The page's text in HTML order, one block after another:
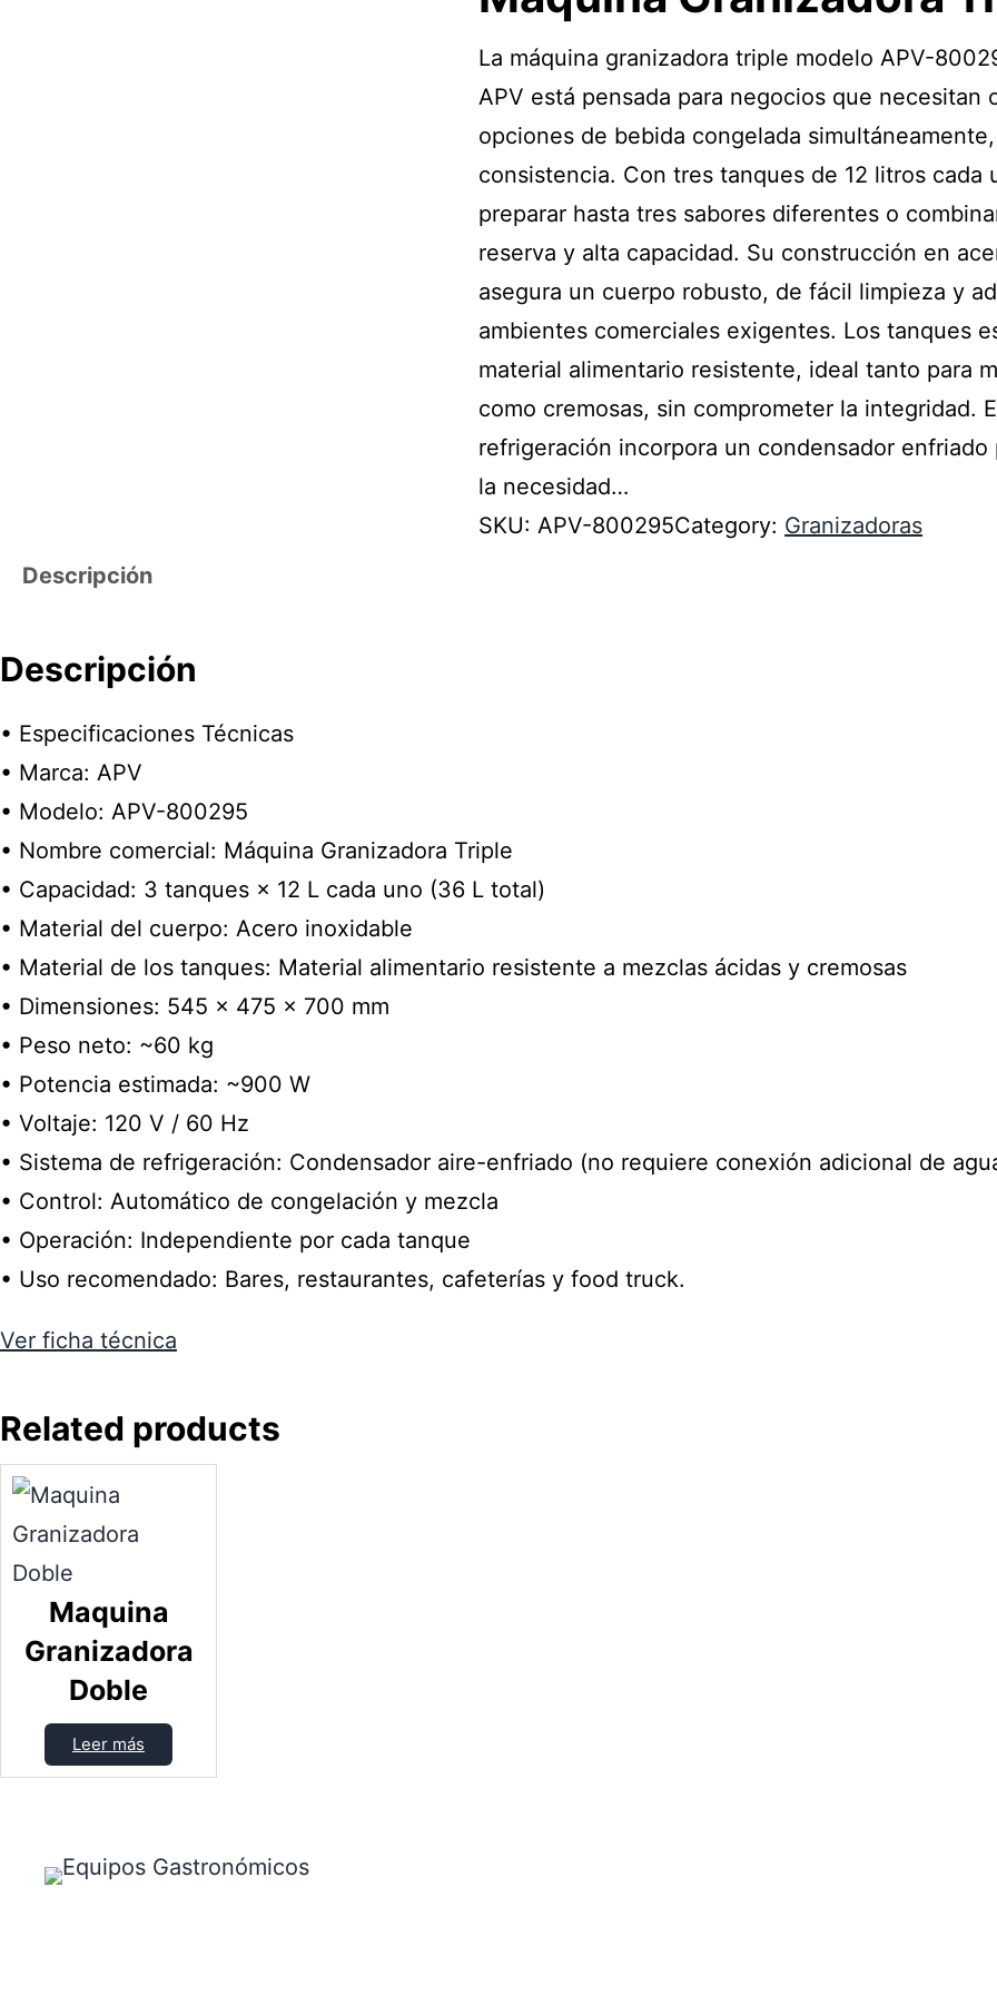
La máquina granizadora triple modelo APV-
APV está pensada para negocios que necesitan
opciones de bebida congelada
consistencia. Con tres tanques de 12 litros cada
preparar hasta tres sabores diferentes o
reserva y alta capacidad. Su construcción en
asegura un cuerpo robusto, de fácil limpieza y
ambientes comerciales exigentes. Los tanques
material alimentario resistente, ideal tanto para
como cremosas, sin comprometer la integridad.
refrigeración incorpora un condensador
la necesidad…
SKU: APV-800295Category: Granizadoras
Descripción
Descripción
• Especificaciones Técnicas
• Marca: APV
• Modelo: APV-800295
• Nombre comercial: Máquina Granizadora Triple
• Capacidad: 3 tanques × 12 L cada uno (36 L total)
• Material del cuerpo: Acero inoxidable
• Material de los tanques: Material alimentario resistente a mezclas ácidas y cremosas
• Dimensiones: 545 × 475 × 700 mm
• Peso neto: ~60 kg
• Potencia estimada: ~900 W
• Voltaje: 120 V / 60 Hz
• Sistema de refrigeración: Condensador aire-enfriado (no requiere conexión adicional de
• Control: Automático de congelación y mezcla
• Operación: Independiente por cada tanque
• Uso recomendado: Bares, restaurantes, cafeterías y food truck.
Ver ficha técnica
Related products
Maquina
Granizadora
Doble
Leer más